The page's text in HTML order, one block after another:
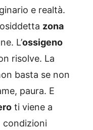
e realtà.
zona
L’ossigeno
risolve. La
basta se non
paura. E
ti viene a
condizioni